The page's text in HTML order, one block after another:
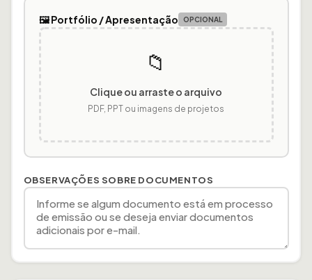
🖼️ Portfólio / Apresentação OPCIONAL
📁
Clique ou arraste o arquivo
PDF, PPT ou imagens de projetos
OBSERVAÇÕES SOBRE DOCUMENTOS